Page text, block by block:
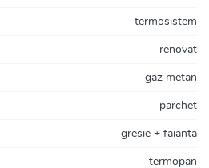
termosistem
renovat
gaz metan
parchet
gresie + faianta
termopan